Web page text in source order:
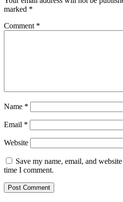
marked *
Comment *
Name *
Email *
Website
Save my name, email, and
time I comment.